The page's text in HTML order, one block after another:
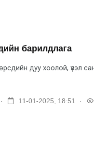
барилдлага
дуу хоолой, үзэл
11-01-2025, 18:51